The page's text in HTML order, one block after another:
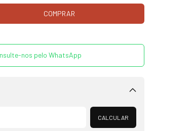
nos pelo WhatsApp
Alterar CEP
CALCULAR